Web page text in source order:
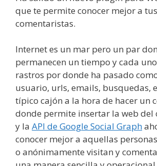
que te permite conocer mejor a tus
comentaristas.
Internet es un mar pero un par
permanecen un tiempo y cada
rastros por donde ha pasado
usuario, urls, emails, busquedas,
típico cajón a la hora de hacer un
donde permite insertar la web del
y la API de Google Social Graph
conocer mejor a aquellas
o anónimamente visitan y